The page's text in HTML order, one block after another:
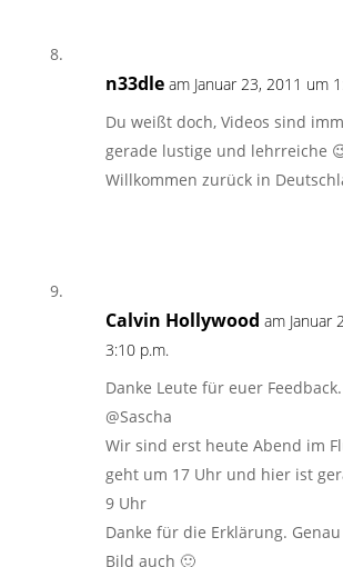
n33dle am Januar 23, 2011 um
Du weißt doch, Videos sind
gerade lustige und lehrreiche
Willkommen zurück in
Calvin Hollywood am Januar
3:10 p.m.
Danke Leute für euer Feedback.
@Sascha
Wir sind erst heute Abend im
geht um 17 Uhr und hier ist
9 Uhr
Danke für die Erklärung.
Bild auch 🙂